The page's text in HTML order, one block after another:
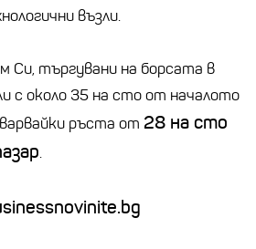
възли.
Си, търгувани на борсата в
с около 35 на сто от началото
ръста от 28 на сто
.